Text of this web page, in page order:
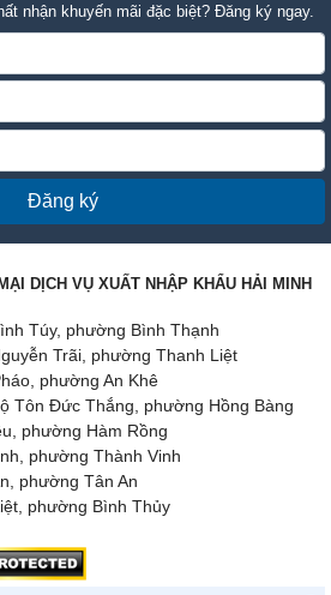
nhận khuyến mãi đặc biệt? Đăng ký ngay.
Đăng ký
DỊCH VỤ XUẤT NHẬP KHẨU HẢI MINH
Túy, phường Bình Thạnh
Trãi, phường Thanh Liệt
phường An Khê
Tôn Đức Thắng, phường Hồng Bàng
phường Hàm Rồng
phường Thành Vinh
phường Tân An
phường Bình Thủy